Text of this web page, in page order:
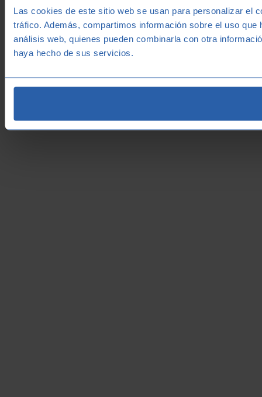
Las cookies de este sitio web se usan para personalizar el
tráfico. Además, compartimos información sobre el uso
análisis web, quienes pueden combinarla con otra
haya hecho de sus servicios.